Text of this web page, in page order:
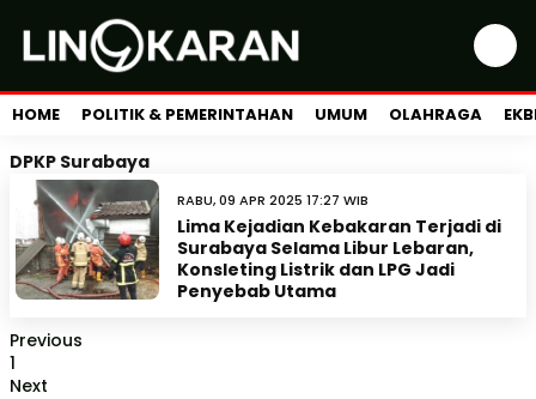
HOME POLITIK & PEMERINTAHAN UMUM OLAHRAGA
DPKP Surabaya
RABU, 09 APR 2025 17:27 WIB
Lima Kejadian Kebakaran Terjadi di
Surabaya Selama Libur Lebaran,
Konsleting Listrik dan LPG Jadi
Penyebab Utama
Previous
1
Next